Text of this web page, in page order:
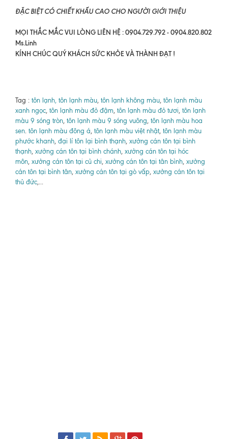
ĐẶC BIỆT CÓ CHIẾT KHẤU CAO CHO NGƯỜI GIỚI THIỆU
MỌI THẮC MẮC VUI LÒNG LIÊN HỆ : 0904.729.792 - 0904.820.802
Ms.Linh
KÍNH CHÚC QUÝ KHÁCH SỨC KHỎE VÀ THÀNH ĐẠT !
Tag : tôn lạnh, tôn lạnh màu, tôn lạnh không màu, tôn lạnh màu
xanh ngọc, tôn lạnh màu đỏ đậm, tôn lạnh màu đỏ tươi, tôn lạnh
màu 9 sóng tròn, tôn lạnh màu 9 sóng vuông, tôn lạnh màu hoa
sen tôn lạnh màu đông á, tôn lạnh màu việt nhật, tôn lạnh màu
phước khanh, đại lí tôn lại bình thạnh, xưởng cán tôn tại bình
thạnh, xưởng cán tôn tại bình chánh, xưởng cán tôn tại hóc
môn, xưởng cán tôn tại củ chi, xưởng cán tôn tại tân bình, xưởng
cán tôn tại bình tân, xưởng cán tôn tại gò vấp, xưởng cán tôn tại
thủ đức,...